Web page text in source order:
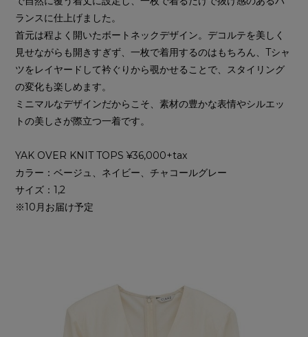
ランスに仕上げました。
首元は程よく開いたボートネックデザイン。デコルテを美しく
見せながらも開きすぎず、一枚で着用するのはもちろん、Tシャ
ツをレイヤードして衿ぐりから覗かせることで、スタイリング
の変化も楽しめます。
ミニマルなデザインだからこそ、素材の豊かな表情やシルエッ
トの美しさが際立つ一着です。
YAK OVER KNIT TOPS ¥36,000+tax
カラー：ベージュ、ネイビー、チャコールグレー
サイズ：1,2
※10月お届け予定